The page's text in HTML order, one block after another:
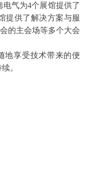
电气为4个展馆提供了
提供了解决方案与服
的主会场等多个大会
地享受技术带来的便
。